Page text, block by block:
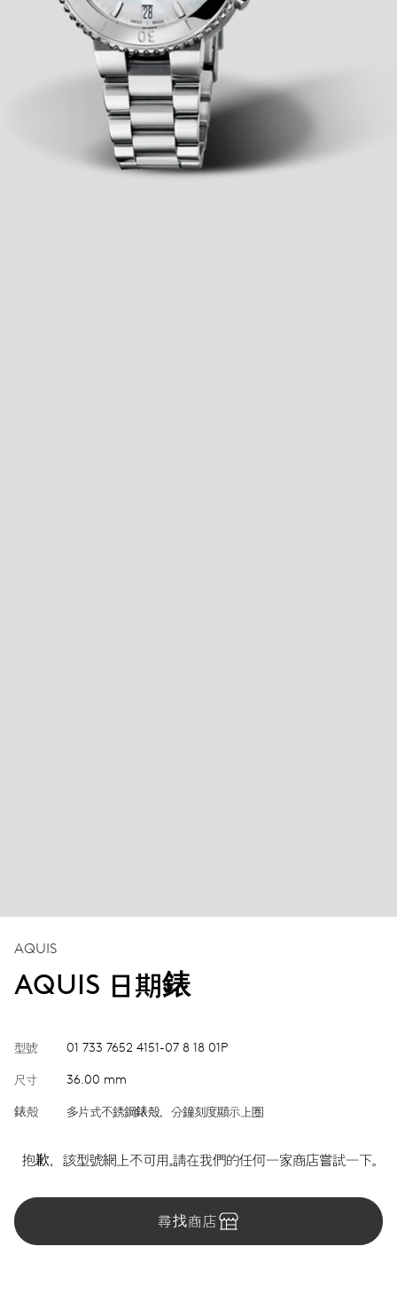
AQUIS
AQUIS 日期錶
型號 01 733 7652 4151-07 8 18 01P
尺寸 36.00 mm
錶殼 多片式不銹鋼錶殼，分鐘刻度顯示上圈
抱歉，該型號網上不可用。請在我們的任何一家商店嘗試一下。
尋找商店